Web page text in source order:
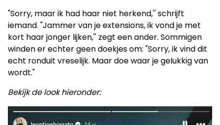
"Sorry, maar ik had haar niet herkend,'' schrijft
iemand. "Jammer van je extensions, ik vond je met
kort haar jonger lijken,'' zegt een ander. Sommigen
winden er echter geen doekjes om: "Sorry, ik vind dit
echt ronduit vreselijk. Maar doe waar je gelukkig van
wordt."
Bekijk de look hieronder: